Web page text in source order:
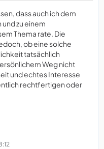
dass auch ich dem
zu einem
Thema rate. Die
ob eine solche
tatsächlich
Weg nicht
und echtes Interesse
rechtfertigen oder